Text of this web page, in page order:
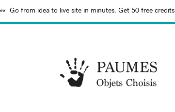
Go from idea to live site in minutes. Get 50 free credits